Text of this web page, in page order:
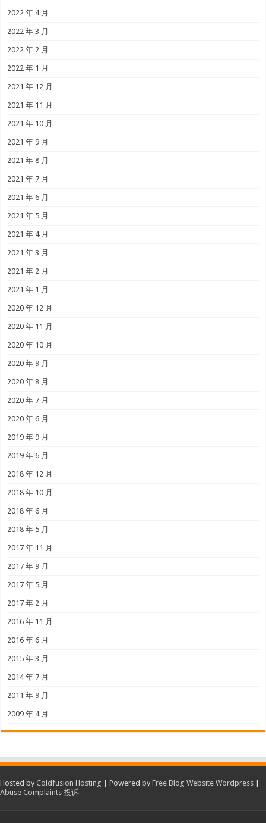
2022 年 4 月
2022 年 3 月
2022 年 2 月
2022 年 1 月
2021 年 12 月
2021 年 11 月
2021 年 10 月
2021 年 9 月
2021 年 8 月
2021 年 7 月
2021 年 6 月
2021 年 5 月
2021 年 4 月
2021 年 3 月
2021 年 2 月
2021 年 1 月
2020 年 12 月
2020 年 11 月
2020 年 10 月
2020 年 9 月
2020 年 8 月
2020 年 7 月
2020 年 6 月
2019 年 9 月
2019 年 6 月
2018 年 12 月
2018 年 10 月
2018 年 6 月
2018 年 5 月
2017 年 11 月
2017 年 9 月
2017 年 5 月
2017 年 2 月
2016 年 11 月
2016 年 6 月
2015 年 3 月
2014 年 7 月
2011 年 9 月
2009 年 4 月
Hosted by Coldfusion Hosting | Powered by Free Blog Website Wordpress
Abuse Complaints 投诉